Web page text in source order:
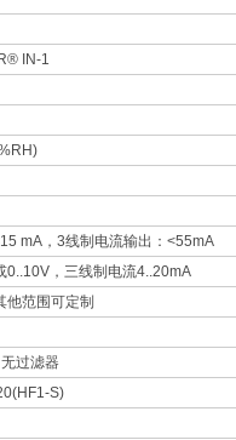
IN-1
mA ， 3线制电流输出： <55mA
0..10V ，三线制电流4..20mA
他范围可定制
无过滤器
S)